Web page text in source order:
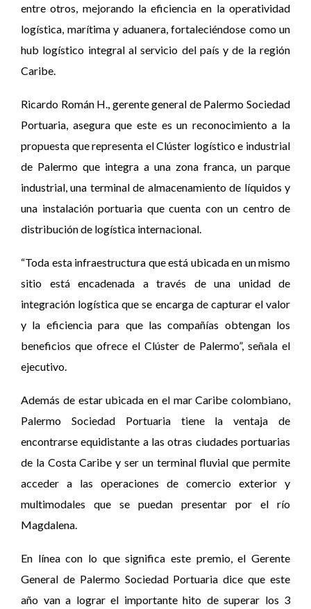
entre otros, mejorando la eficiencia en la operatividad
logística, marítima y aduanera, fortaleciéndose como un
hub logístico integral al servicio del país y de la región
Caribe.
Ricardo Román H., gerente general de Palermo Sociedad
Portuaria, asegura que este es un reconocimiento a la
propuesta que representa el Clúster logístico e industrial
de Palermo que integra a una zona franca, un parque
industrial, una terminal de almacenamiento de líquidos y
una instalación portuaria que cuenta con un centro de
distribución de logística internacional.
“Toda esta infraestructura que está ubicada en un mismo
sitio está encadenada a través de una unidad de
integración logística que se encarga de capturar el valor
y la eficiencia para que las compañías obtengan los
beneficios que ofrece el Clúster de Palermo”, señala el
ejecutivo.
Además de estar ubicada en el mar Caribe colombiano,
Palermo Sociedad Portuaria tiene la ventaja de
encontrarse equidistante a las otras ciudades portuarias
de la Costa Caribe y ser un terminal fluvial que permite
acceder a las operaciones de comercio exterior y
multimodales que se puedan presentar por el río
Magdalena.
En línea con lo que significa este premio, el Gerente
General de Palermo Sociedad Portuaria dice que este
año van a lograr el importante hito de superar los 3